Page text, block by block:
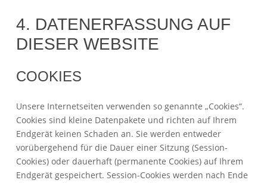
4. DATENERFASSUNG AUF
DIESER WEBSITE
COOKIES
Unsere Internetseiten verwenden so genannte „Cookies“.
Cookies sind kleine Datenpakete und richten auf Ihrem
Endgerät keinen Schaden an. Sie werden entweder
vorübergehend für die Dauer einer Sitzung (Session-
Cookies) oder dauerhaft (permanente Cookies) auf Ihrem
Endgerät gespeichert. Session-Cookies werden nach Ende